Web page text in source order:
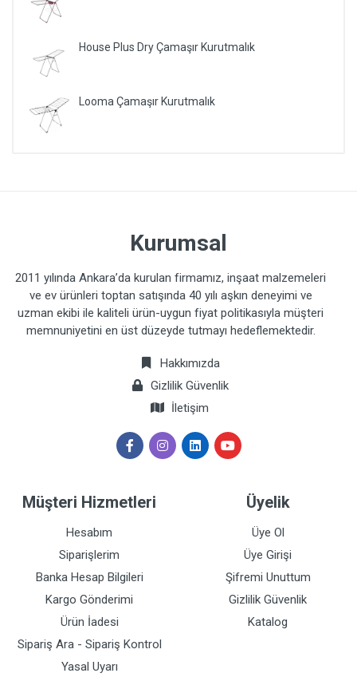
House Plus Dry Çamaşır Kurutmalık
Looma Çamaşır Kurutmalık
Kurumsal
2011 yılında Ankara’da kurulan firmamız, inşaat malzemeleri
ve ev ürünleri toptan satışında 40 yılı aşkın deneyimi ve
uzman ekibi ile kaliteli ürün-uygun fiyat politikasıyla müşteri
memnuniyetini en üst düzeyde tutmayı hedeflemektedir.
Hakkımızda
Gizlilik Güvenlik
İletişim
Müşteri Hizmetleri
Hesabım
Siparişlerim
Banka Hesap Bilgileri
Kargo Gönderimi
Ürün İadesi
Sipariş Ara - Sipariş Kontrol
Yasal Uyarı
Üyelik
Üye Ol
Üye Girişi
Şifremi Unuttum
Gizlilik Güvenlik
Katalog